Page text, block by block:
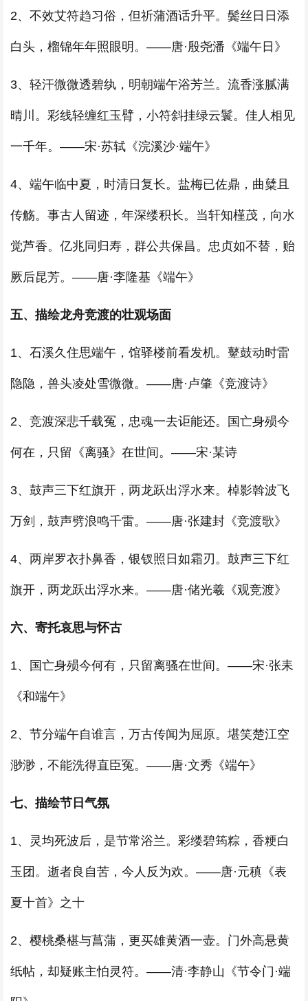
2、不效艾符趋习俗，但祈蒲酒话升平。鬓丝日日添
白头，榴锦年年照眼明。——唐·殷尧潘《端午日》
3、轻汗微微透碧纨，明朝端午浴芳兰。流香涨腻满
晴川。彩线轻缠红玉臂，小符斜挂绿云鬟。佳人相见
一千年。——宋·苏轼《浣溪沙·端午》
4、端午临中夏，时清日复长。盐梅已佐鼎，曲糵且
传觞。事古人留迹，年深缕积长。当轩知槿茂，向水
觉芦香。亿兆同归寿，群公共保昌。忠贞如不替，贻
厥后昆芳。——唐·李隆基《端午》
五、描绘龙舟竞渡的壮观场面
1、石溪久住思端午，馆驿楼前看发机。鼙鼓动时雷
隐隐，兽头凌处雪微微。——唐·卢肇《竞渡诗》
2、竞渡深悲千载冤，忠魂一去讵能还。国亡身殒今
何在，只留《离骚》在世间。——宋·某诗
3、鼓声三下红旗开，两龙跃出浮水来。棹影斡波飞
万剑，鼓声劈浪鸣千雷。——唐·张建封《竞渡歌》
4、两岸罗衣扑鼻香，银钗照日如霜刃。鼓声三下红
旗开，两龙跃出浮水来。——唐·储光羲《观竞渡》
六、寄托哀思与怀古
1、国亡身殒今何有，只留离骚在世间。——宋·张耒
《和端午》
2、节分端午自谁言，万古传闻为屈原。堪笑楚江空
渺渺，不能洗得直臣冤。——唐·文秀《端午》
七、描绘节日气氛
1、灵均死波后，是节常浴兰。彩缕碧筠粽，香粳白
玉团。逝者良自苦，今人反为欢。——唐·元稹《表
夏十首》之十
2、樱桃桑椹与菖蒲，更买雄黄酒一壶。门外高悬黄
纸帖，却疑账主怕灵符。——清·李静山《节令门·端